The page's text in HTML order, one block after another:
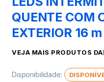
QUENTE COM
EXTERIOR 16 m
VEJA MAIS PRODUTOS DA
Disponibilidade: